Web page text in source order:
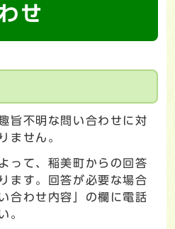
せ
旨不明な問い合わせに対
ません。
って、稲美町からの回答
ます。回答が必要な場合
合わせ内容」の欄に電話
。